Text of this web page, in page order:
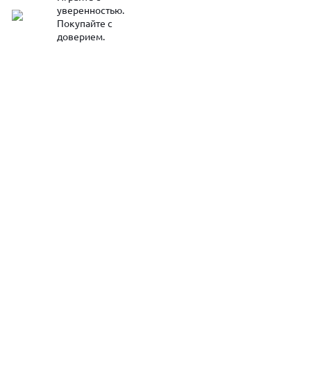
уверенностью.
Покупайте с
доверием.